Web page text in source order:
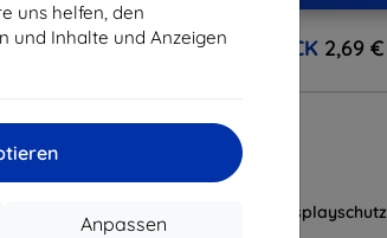
uns helfen, den
und Inhalte und Anzeigen
Anpassen
CASHBACK 2,69 €
Hersteller
Produktnummer
Displayschutz